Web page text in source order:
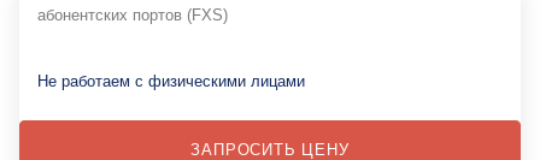
абонентских портов (FXS)
Не работаем с физическими лицами
ЗАПРОСИТЬ ЦЕНУ